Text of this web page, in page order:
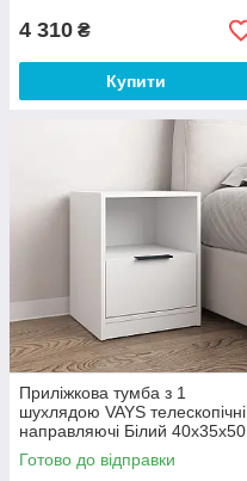
4 310 ₴
Купити
Приліжкова тумба з 1
шухлядою VAYS телескопічні
направляючі Білий 40х35х50
см
Готово до відправки